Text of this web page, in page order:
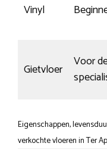
Vinyl
Gietvloer
Voor
Eigenschappen,
verkochte vloeren in Ter